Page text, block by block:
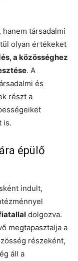
társadalmi
olyan értékeket
a közösséghez
. A
és
részt a
is.
épülő
indult,
dolgozva.
megtapasztalja a
részeként,
áll a